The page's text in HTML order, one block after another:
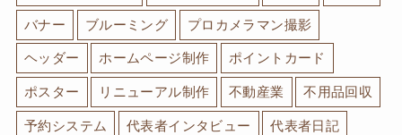
バナー ブルーミング プロカメラマン撮影
ヘッダー ホームページ制作 ポイントカード
ポスター リニューアル制作 不動産業 不用品回収
予約システム 代表者インタビュー 代表者日記